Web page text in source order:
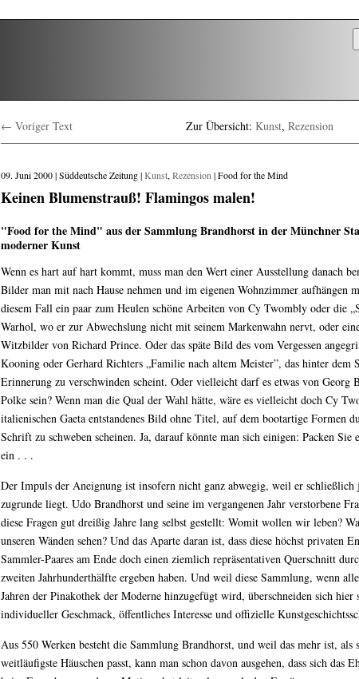
← Voriger Text Zur Übersicht: Kunst, Rezension
09. Juni 2000 | Süddeutsche Zeitung |Kunst, Rezension | Food for the Mind
Keinen Blumenstrauß! Flamingos malen!
"Food for the Mind" aus der Sammlung Brandhorst in der Münchner
moderner Kunst
Wenn es hart auf hart kommt, muss man den Wert einer Ausstellung danach
Bilder man mit nach Hause nehmen und im eigenen Wohnzimmer aufhängen
diesem Fall ein paar zum Heulen schöne Arbeiten von Cy Twombly oder die
Warhol, wo er zur Abwechslung nicht mit seinem Markenwahn nervt, oder
Witzbilder von Richard Prince. Oder das späte Bild des vom Vergessen
Kooning oder Gerhard Richters „Familie nach altem Meister”, das hinter dem
Erinnerung zu verschwinden scheint. Oder vielleicht darf es etwas von Georg
Polke sein? Wenn man die Qual der Wahl hätte, wäre es vielleicht doch Cy
italienischen Gaeta entstandenes Bild ohne Titel, auf dem bootartige Formen
Schrift zu schweben scheinen. Ja, darauf könnte man sich einigen: Packen Sie
ein . . .
Der Impuls der Aneignung ist insofern nicht ganz abwegig, weil er schließlich
zugrunde liegt. Udo Brandhorst und seine im vergangenen Jahr verstorbene
diese Fragen gut dreißig Jahre lang selbst gestellt: Womit wollen wir leben?
unseren Wänden sehen? Und das Aparte daran ist, dass diese höchst privaten
Sammler-Paares am Ende doch einen ziemlich repräsentativen Querschnitt
zweiten Jahrhunderthälfte ergeben haben. Und weil diese Sammlung, wenn
Jahren der Pinakothek der Moderne hinzugefügt wird, überschneiden sich hier
individueller Geschmack, öffentliches Interesse und offizielle
Aus 550 Werken besteht die Sammlung Brandhorst, und weil das mehr ist, als
weitläufigste Häuschen passt, kann man schon davon ausgehen, dass sich das